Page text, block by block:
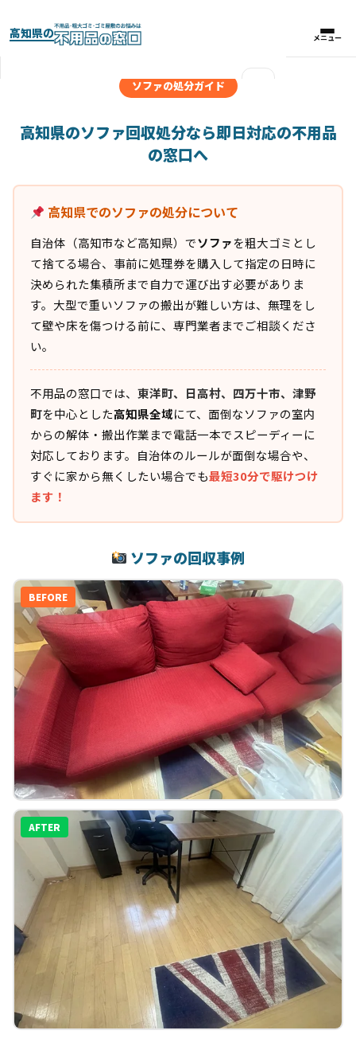
高知県の メニュー
実績紹介
料金比較表
お客様の声
よくある質問
対応エリア
ソファの処分ガイド
高知県のソファ回収処分なら即日対応の不用品
の窓口へ
高知県でのソファの処分について
自治体（高知市など高知県）でソファを粗大ゴミとし
て捨てる場合、事前に処理券を購入して指定の日時に
決められた集積所まで自力で運び出す必要がありま
す。大型で重いソファの搬出が難しい方は、無理をし
て壁や床を傷つける前に、専門業者までご相談くださ
い。
不用品の窓口では、 東洋町、日高村、四万十市、津野
町を中心とした高知県全域にて、面倒なソファの室内
からの解体・搬出作業まで電話一本でスピーディーに
対応しております。自治体のルールが面倒な場合や、
すぐに家から無くしたい場合でも最短30分で駆けつけ
ます！
ソファの回収事例
BEFORE
AFTER